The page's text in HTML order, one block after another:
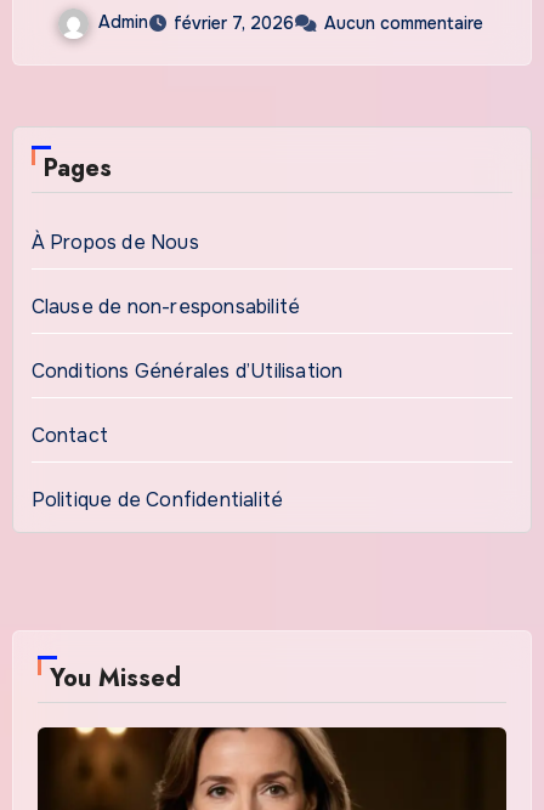
Admin février 7, 2026 Aucun commentaire
Pages
À Propos de Nous
Clause de non-responsabilité
Conditions Générales d’Utilisation
Contact
Politique de Confidentialité
You Missed